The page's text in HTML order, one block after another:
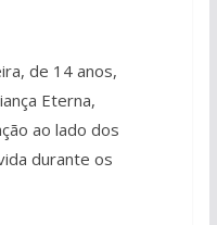
de 14 anos,
Eterna,
ao lado dos
durante os